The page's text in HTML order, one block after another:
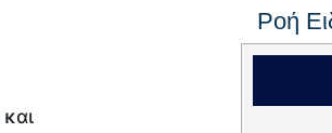
και
Ροή